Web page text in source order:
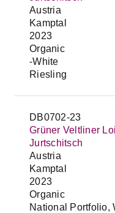
Austria
Kamptal
2023
Organic
-White
Riesling
DB0702-23
Grüner Veltliner
Jurtschitsch
Austria
Kamptal
2023
Organic
National Portfolio,